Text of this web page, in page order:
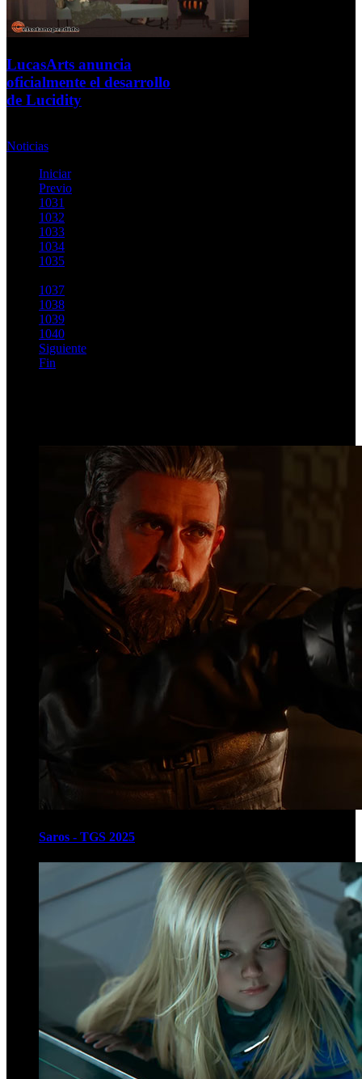
LucasArts anuncia
oficialmente el desarrollo
de Lucidity
Noticias
Iniciar
Previo
1031
1032
1033
1034
1035
1037
1038
1039
1040
Siguiente
Fin
Saros - TGS 2025